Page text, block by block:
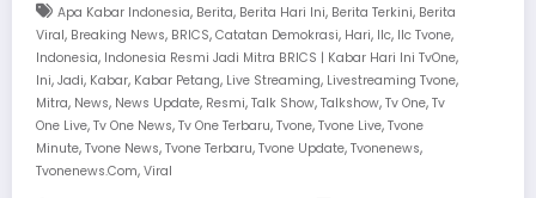
Apa Kabar Indonesia, Berita, Berita Hari Ini, Berita Terkini, Berita
Viral, Breaking News, BRICS, Catatan Demokrasi, Hari, Ilc, Ilc Tvone,
Indonesia, Indonesia Resmi Jadi Mitra BRICS | Kabar Hari Ini TvOne,
Ini, Jadi, Kabar, Kabar Petang, Live Streaming, Livestreaming Tvone,
Mitra, News, News Update, Resmi, Talk Show, Talkshow, Tv One, Tv
One Live, Tv One News, Tv One Terbaru, Tvone, Tvone Live, Tvone
Minute, Tvone News, Tvone Terbaru, Tvone Update, Tvonenews,
Tvonenews.com, Viral